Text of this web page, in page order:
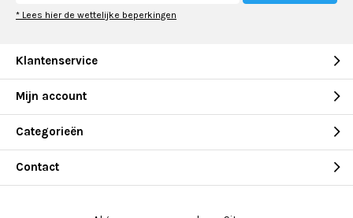
* Lees hier de wettelijke beperkingen
Klantenservice
Mijn account
Categorieën
Contact